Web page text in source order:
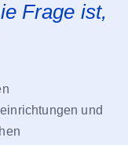
Frage ist,
und